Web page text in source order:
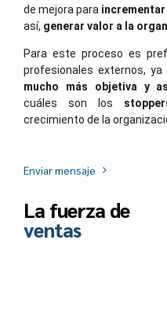
de mejora para
así, generar valor a la
Para este proceso es
profesionales externos, ya
mucho más objetiva y
cuáles son los
crecimiento de la
Enviar mensaje
La fuerza de
ventas